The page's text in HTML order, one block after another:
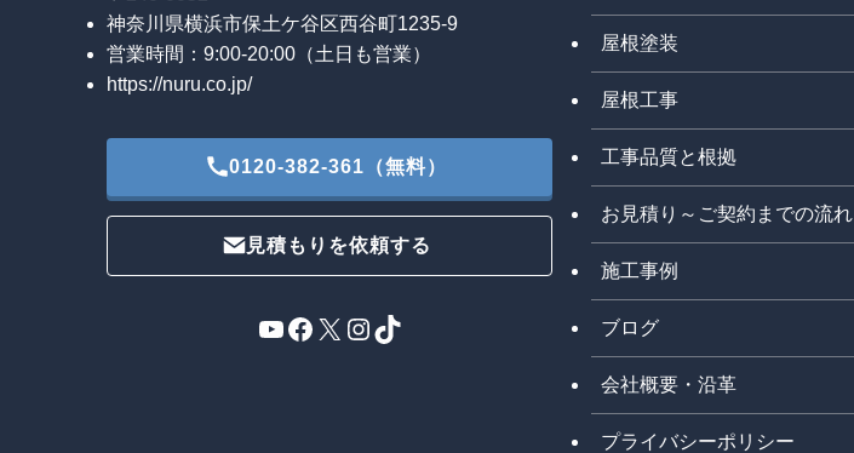
神奈川県横浜市保土ケ谷区西谷町1235-9
営業時間：9:00-20:00（土日も営業）
https://nuru.co.jp/
0120-382-361（無料）
見積もりを依頼する
YouTube
Facebook
X Instagram
TikTok
屋根塗装
屋根工事
工事品質と根拠
お見積り～ご契約までの流れ
施工事例
ブログ
会社概要・沿革
プライバシーポリシー